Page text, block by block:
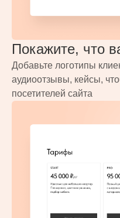
Покажите, что
Добавьте логотипы
аудиоотзывы, кейсы,
посетителей сайта